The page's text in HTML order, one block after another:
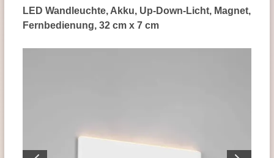
LED Wandleuchte, Akku, Up-Down-Licht, Magnet,
Fernbedienung, 32 cm x 7 cm